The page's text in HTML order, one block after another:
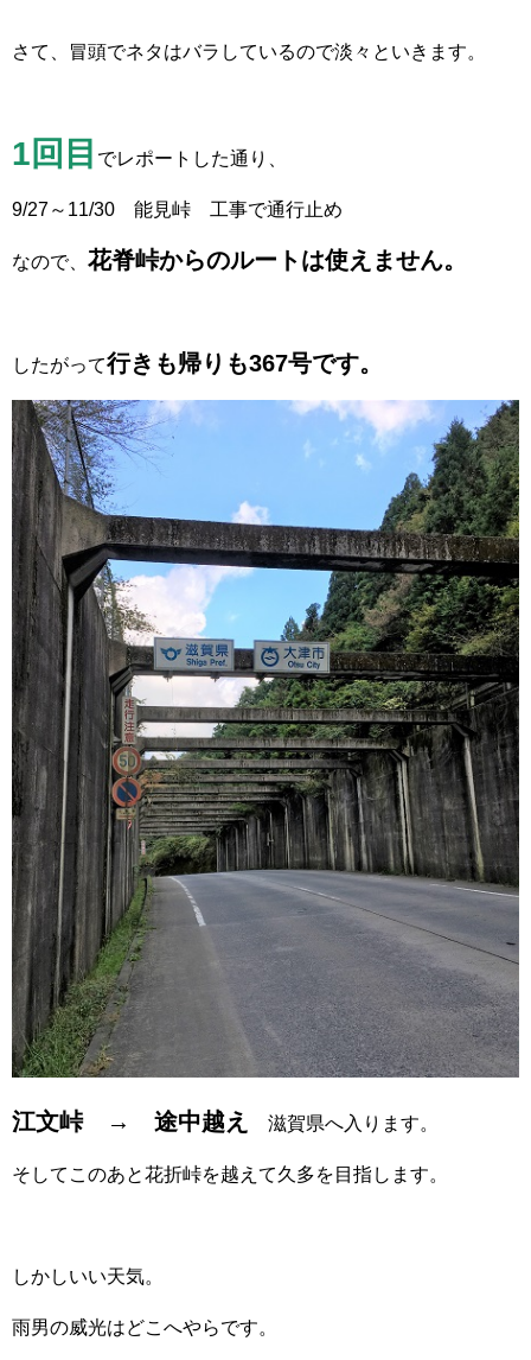
さて、冒頭でネタはバラしているので淡々といきます。
1回目 でレポートした通り、
9/27～11/30 能見峠 工事で通行止め
なので、 花脊峠からのルートは使えません。
したがって行きも帰りも367号です。
江文峠 → 途中越え 滋賀県へ入ります。
そしてこのあと花折峠を越えて久多を目指します。
しかしいい天気。
雨男の威光はどこへやらです。